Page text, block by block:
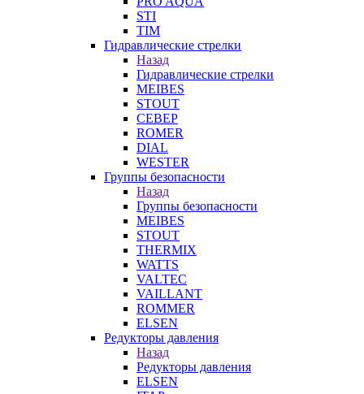
STI
TIM
Гидравлические стрелки
Назад
Гидравлические стрелки
MEIBES
STOUT
СЕВЕР
ROMER
DIAL
WESTER
Группы безопасности
Назад
Группы безопасности
MEIBES
STOUT
THERMIX
WATTS
VALTEC
VAILLANT
ROMMER
ELSEN
Редукторы давления
Назад
Редукторы давления
ELSEN